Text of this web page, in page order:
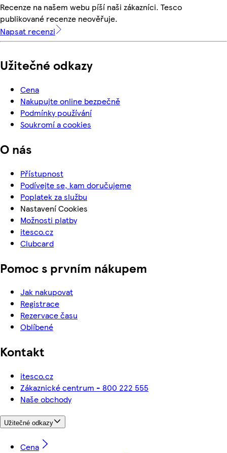
Recenze na našem webu píší naši zákazníci. Tesco
publikované recenze neověřuje.
Napsat recenzi
Užitečné odkazy
Cena
Nakupujte online bezpečně
Podmínky používání
Soukromí a cookies
O nás
Přístupnost
Podívejte se, kam doručujeme
Poplatek za službu
Nastavení Cookies
Možnosti platby
itesco.cz
Clubcard
Pomoc s prvním nákupem
Jak nakupovat
Registrace
Rezervace času
Oblíbené
Kontakt
itesco.cz
Zákaznické centrum - 800 222 555
Naše obchody
Užitečné odkazy
Cena